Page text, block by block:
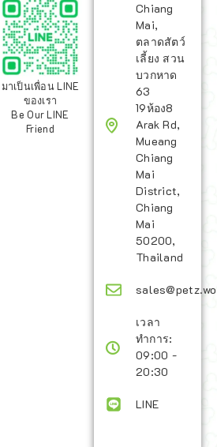
มาเป็นเพื่อน LINE
ของเรา
Be Our LINE
Friend
Chiang
Mai,
ตลาดสัตว์
เลี้ยง สวน
บวกหาด
63
19ห้อง8
Arak Rd,
Mueang
Chiang
Mai
District,
Chiang
Mai
50200,
Thailand
เวลา
ทำการ:
09:00 -
20:30
LINE